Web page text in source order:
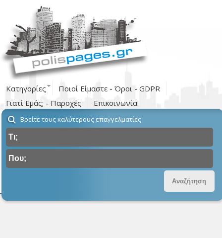
Κατηγορίες
Ποιοί Είμαστε - Όροι - GDPR
Γιατί Εμάς; - Παροχές
Επικοινωνία
Βρείτε τους καλύτερους επαγγελματίες